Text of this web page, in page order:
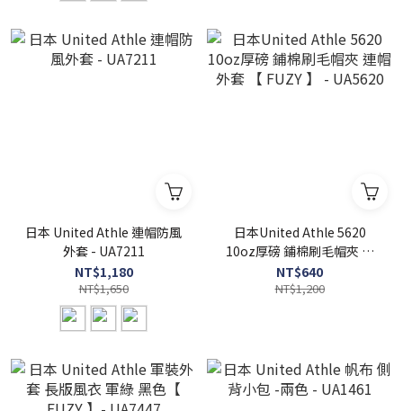
日本 United Athle 連帽防風
外套 - UA7211
NT$1,180
NT$1,650
日本United Athle 5620
10oz厚磅 鋪棉刷毛帽夾 連
帽外套 【 FUZY 】 - UA5620
NT$640
NT$1,200